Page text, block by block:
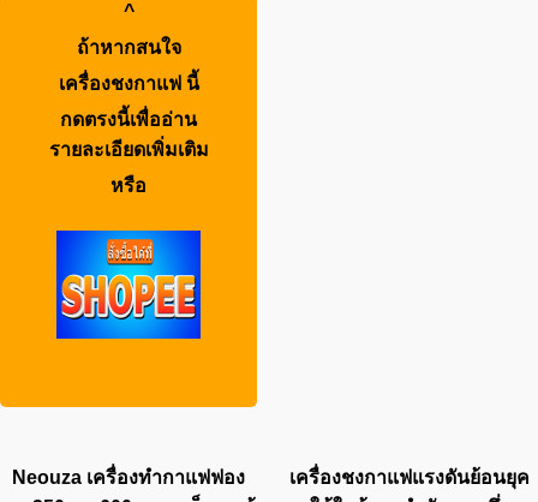
^
ถ้าหากสนใจ
เครื่องชงกาแฟ นี้
กดตรงนี้เพื่ออ่าน
รายละเอียดเพิ่มเติม
หรือ
Neouza เครื่องทํากาแฟฟอง
เครื่องชงกาแฟแรงดันย้อนยุค